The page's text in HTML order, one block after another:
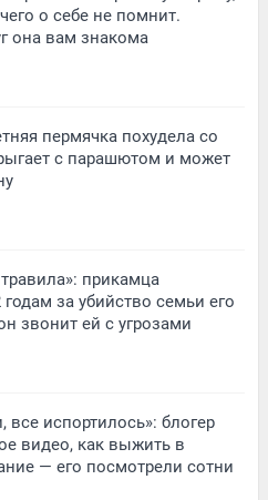
о себе не помнит.
она вам знакома
пермячка похудела со
с парашютом и может
прикамца
за убийство семьи его
звонит ей с угрозами
испортилось»: блогер
видео, как выжить в
— его посмотрели сотни